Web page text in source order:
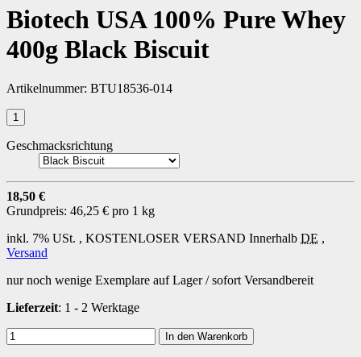
Biotech USA 100% Pure Whey
400g Black Biscuit
Artikelnummer: BTU18536-014
Geschmacksrichtung
18,50 €
Grundpreis: 46,25 € pro 1 kg
inkl. 7% USt. , KOSTENLOSER VERSAND Innerhalb DE ,
Versand
nur noch wenige Exemplare auf Lager / sofort Versandbereit
Lieferzeit: 1 - 2 Werktage
In den Warenkorb